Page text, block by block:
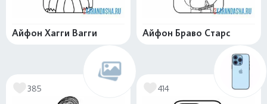
Айфон Хагги Вагги Айфон Браво Старс
385 414